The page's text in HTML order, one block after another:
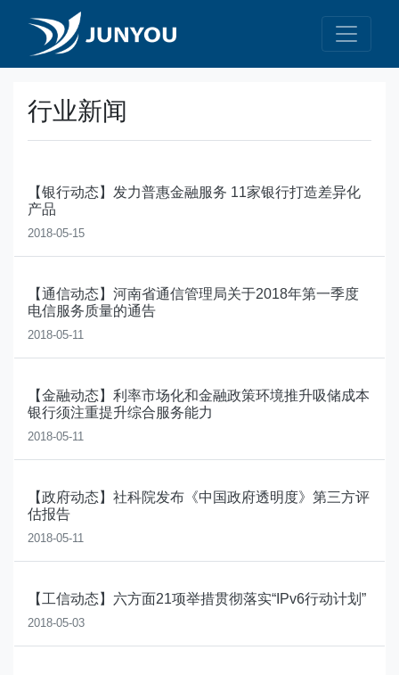
行业新闻
【银行动态】发力普惠金融服务 11家银行打造差异化
产品
2018-05-15
【通信动态】河南省通信管理局关于2018年第一季度
电信服务质量的通告
2018-05-11
【金融动态】利率市场化和金融政策环境推升吸储成本
银行须注重提升综合服务能力
2018-05-11
【政府动态】社科院发布《中国政府透明度》第三方评
估报告
2018-05-11
【工信动态】六方面21项举措贯彻落实“IPv6行动计划”
2018-05-03